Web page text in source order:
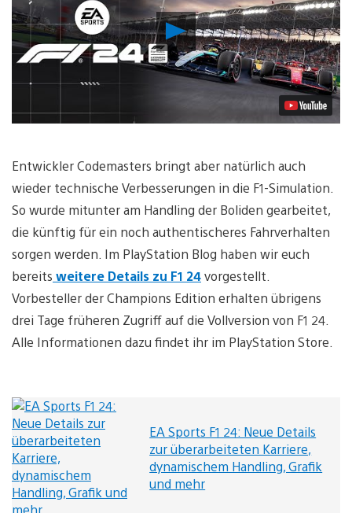
Video
abspielen
Entwickler Codemasters bringt aber natürlich auch
wieder technische Verbesserungen in die F1-Simulation.
So wurde mitunter am Handling der Boliden gearbeitet,
die künftig für ein noch authentischeres Fahrverhalten
sorgen werden. Im PlayStation Blog haben wir euch
bereits weitere Details zu F1 24vorgestellt.
Vorbesteller der Champions Edition erhalten übrigens
drei Tage früheren Zugriff auf die Vollversion von F1 24.
Alle Informationen dazu findet ihr im PlayStation Store.
EA Sports F1 24: Neue Details
zur überarbeiteten Karriere,
dynamischem Handling, Grafik
und mehr